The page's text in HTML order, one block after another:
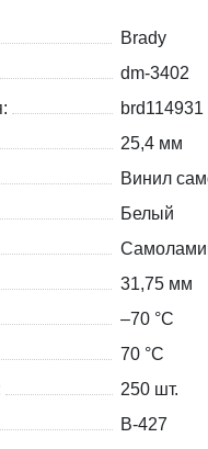
Brady
dm-3402
brd114931
25,4 мм
Винил
Белый
31,75 мм
–70 °С
70 °С
250 шт.
B-427